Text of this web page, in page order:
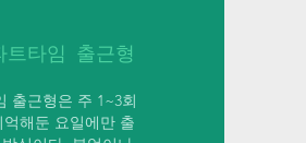
타임 출근형
출근형은 주 1~3회
억해둔 요일에만 출